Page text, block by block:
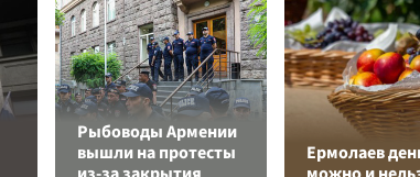
Рыбоводы Армении
вышли на протесты
Ермолаев